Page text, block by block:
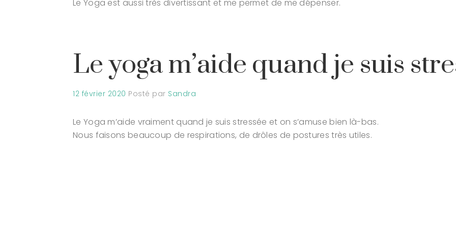
Le Yoga est aussi très divertissant et me permet de me dépenser.
Le yoga m’aide quand je suis
12 février 2020 Posté par Sandra
Le Yoga m’aide vraiment quand je suis stressée et on s’amuse bien là-bas.
Nous faisons beaucoup de respirations, de drôles de postures très utiles.